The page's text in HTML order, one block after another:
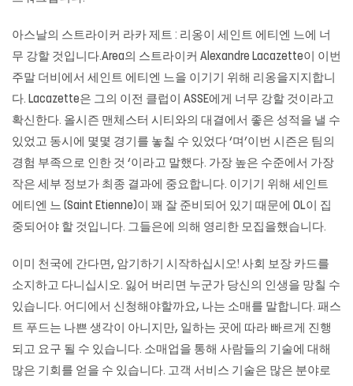
아스날의 스트라이커 라카 제트 : 리옹이 세인트 에티엔 느에 너
무 강할 것입니다.Area의 스트라이커 Alexandre Lacazette이 이번
주말 더비에서 세인트 에티엔 느을 이기기 위해 리옹을지지합니
다. Lacazette은 그의 이전 클럽이 ASSE에게 너무 강할 것이라고
확신한다. 올시즌 맨체스터 시티와의 대결에서 좋은 성적을 낼 수
있었고 동시에 몇몇 경기를 놓칠 수 있었다 ‘며’이번 시즌은 팀의
경험 부족으로 인한 것 ‘이라고 말했다. 가장 높은 수준에서 가장
작은 세부 정보가 최종 결과에 중요합니다. 이기기 위해 세인트
에티엔 느 (Saint Etienne)이 꽤 잘 준비되어 있기 때문에 OL이 집
중되어야 할 것입니다. 그들은에 의해 영리한 모집을했습니다.
이미 천국에 간다면, 암기하기 시작하십시오! 사회 보장 카드를
소지하고 다니십시오. 잃어 버리면 누군가 당신의 인생을 망칠 수
있습니다. 어디에서 신청해야할까요, 나는 소매를 말합니다. 패스
트 푸드는 나쁜 생각이 아니지만, 일하는 곳에 따라 빠르게 진행
되고 요구 될 수 있습니다. 소매업을 통해 사람들의 기술에 대해
많은 기회를 얻을 수 있습니다. 고객 서비스 기술은 많은 분야로